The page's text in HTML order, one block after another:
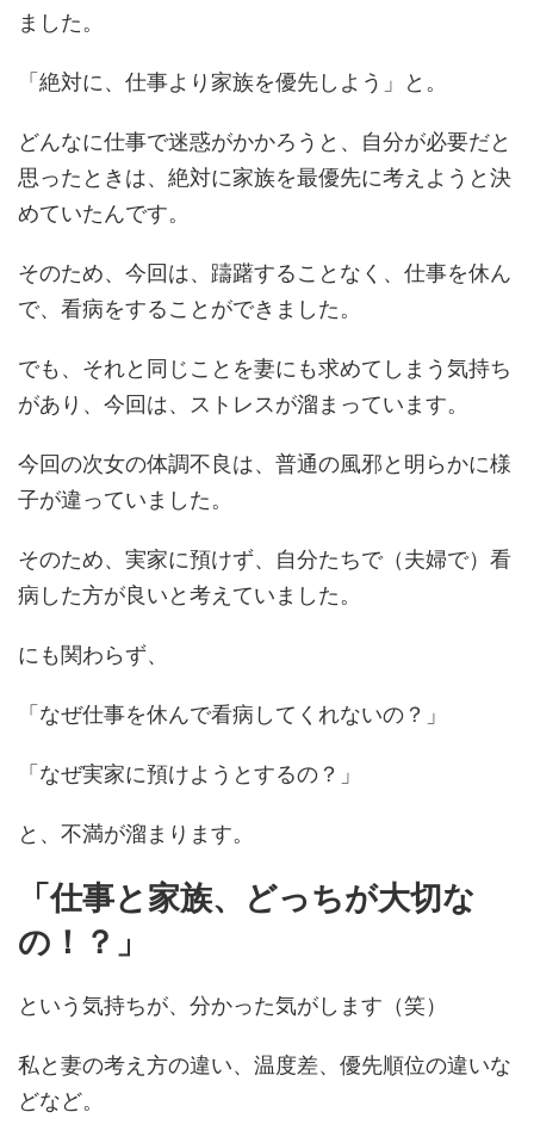
ました。
「絶対に、仕事より家族を優先しよう」と。
どんなに仕事で迷惑がかかろうと、自分が必要だと
思ったときは、絶対に家族を最優先に考えようと決
めていたんです。
そのため、今回は、躊躇することなく、仕事を休ん
で、看病をすることができました。
でも、それと同じことを妻にも求めてしまう気持ち
があり、今回は、ストレスが溜まっています。
今回の次女の体調不良は、普通の風邪と明らかに様
子が違っていました。
そのため、実家に預けず、自分たちで（夫婦で）看
病した方が良いと考えていました。
にも関わらず、
「なぜ仕事を休んで看病してくれないの？」
「なぜ実家に預けようとするの？」
と、不満が溜まります。
「仕事と家族、どっちが大切な
の！？」
という気持ちが、分かった気がします（笑）
私と妻の考え方の違い、温度差、優先順位の違いな
どなど。